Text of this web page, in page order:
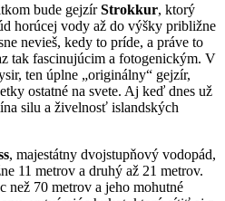
bude gejzírStrokkur, ktorý
horúcej vody až do výšky približne
nevieš, kedy to príde, a práve to
tak fascinujúcim a fotogenickým. V
ten úplne „originálny“ gejzír,
ostatné na svete. Aj keď dnes už
silu a živelnosť islandských
, majestátny dvojstupňový vodopád,
11 metrov a druhý až 21 metrov.
než 70 metrov a jeho mohutné